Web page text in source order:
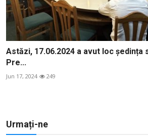
Astăzi, 17.06.2024 a avut loc ședința
Pre...
Jun 17, 2024 249
Urmați-ne